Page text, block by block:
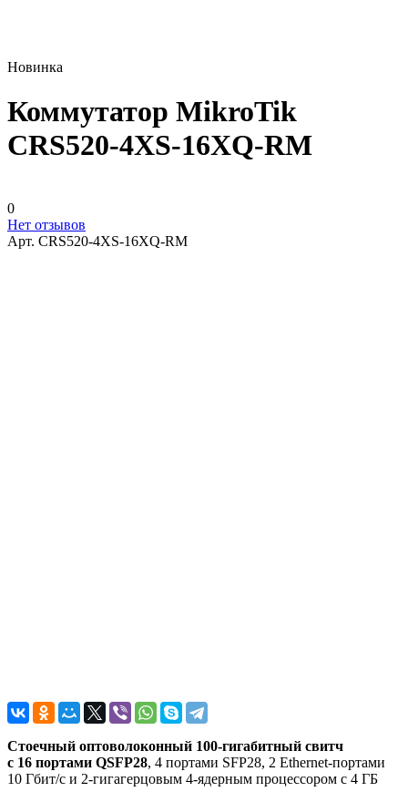
Новинка
Коммутатор MikroTik
CRS520-4XS-16XQ-RM
0
Нет отзывов
Арт. CRS520-4XS-16XQ-RM
Стоечный оптоволоконный 100-гигабитный свитч
с 16 портами QSFP28, 4 портами SFP28, 2 Ethernet-портами
10 Гбит/с и 2-гигагерцовым 4-ядерным процессором с 4 ГБ